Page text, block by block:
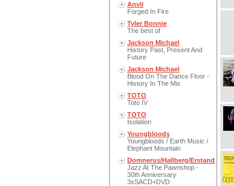
Anvil
Forged In Fire
Tyler Bonnie
The best of
Jackson Michael
History Past, Present And
Future
Jackson Michael
Blood On The Dance Floor -
History In The Mix
TOTO
Toto IV
TOTO
Isolation
Youngbloods
Youngbloods / Earth Music /
Elephant Mountain
Domnerus/Hallberg/Erstand
Jazz At The Pawnshop -
30th Anniversary
3xSACD+DVD